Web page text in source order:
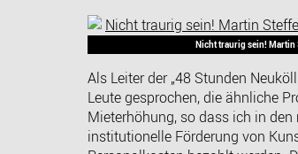
Nicht traurig sein! Martin
Als Leiter der „48 Stunden
Leute gesprochen, die ähnliche
Mieterhöhung, so dass ich in
institutionelle Förderung von